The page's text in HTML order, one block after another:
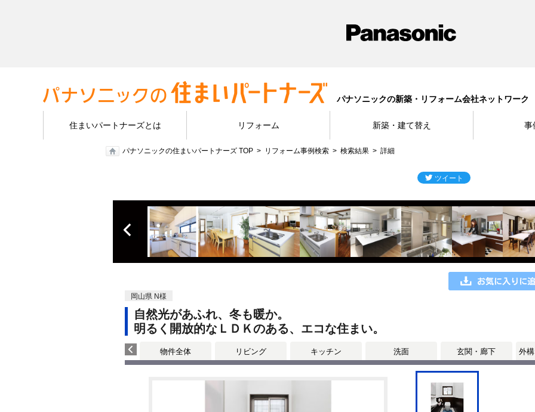
パナソニックの新築・リフォーム会社ネットワーク
住まいパートナーズとは リフォーム 新築・建て替え 事
パナソニックの住まいパートナーズ TOP リフォーム事例検索 検索結果 詳細
岡山県 N様
自然光があふれ、冬も暖か。
明るく開放的なＬＤＫのある、エコな住まい。
物件全体 リビング キッチン 洗面 玄関・廊下 外